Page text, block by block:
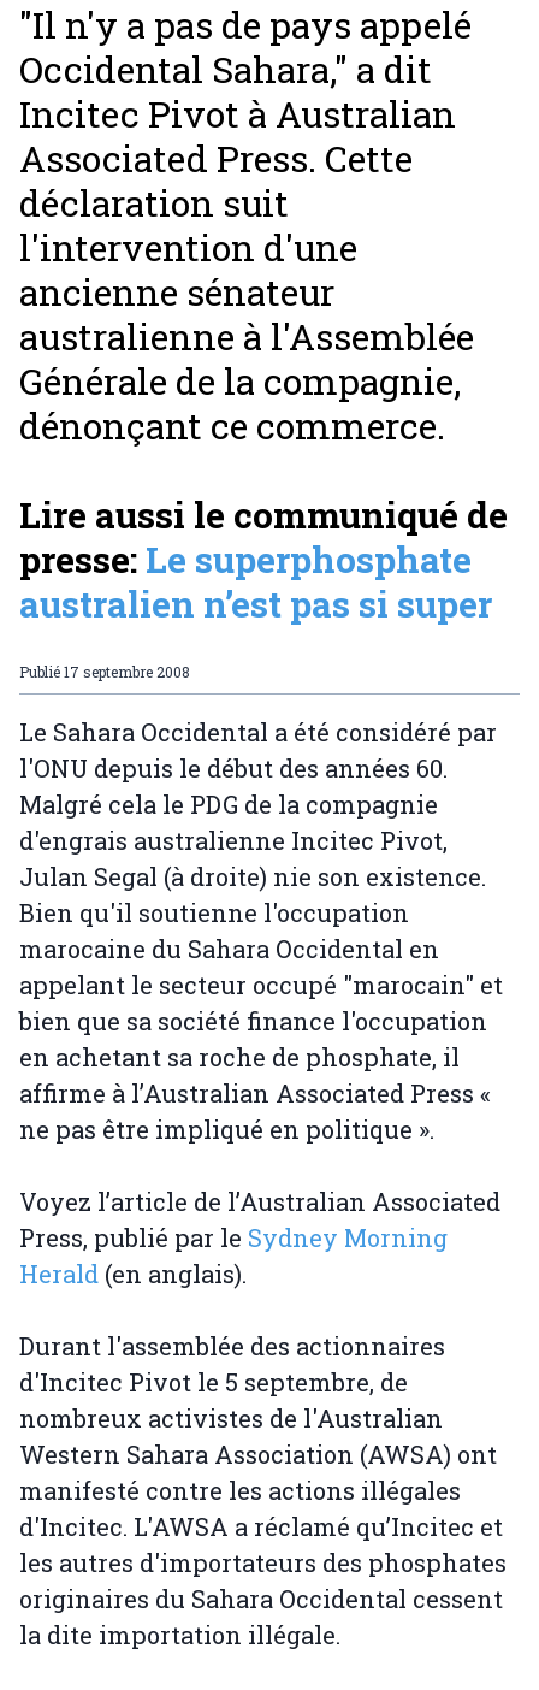
"Il n'y a pas de pays appelé
Occidental Sahara," a dit
Incitec Pivot à Australian
Associated Press. Cette
déclaration suit
l'intervention d'une
ancienne sénateur
australienne à l'Assemblée
Générale de la compagnie,
dénonçant ce commerce.
Lire aussi le communiqué de
presse: Le superphosphate
australien n’est pas si super
Publié17 septembre 2008
Le Sahara Occidental a été considéré par
l'ONU depuis le début des années 60.
Malgré cela le PDG de la compagnie
d'engrais australienne Incitec Pivot,
Julan Segal (à droite) nie son existence.
Bien qu'il soutienne l'occupation
marocaine du Sahara Occidental en
appelant le secteur occupé "marocain" et
bien que sa société finance l'occupation
en achetant sa roche de phosphate, il
affirme à l’Australian Associated Press «
ne pas être impliqué en politique ».
Voyez l’article de l’Australian Associated
Press, publié par le Sydney Morning
Herald (en anglais).
Durant l'assemblée des actionnaires
d'Incitec Pivot le 5 septembre, de
nombreux activistes de l'Australian
Western Sahara Association (AWSA) ont
manifesté contre les actions illégales
d'Incitec. L'AWSA a réclamé qu’Incitec et
les autres d'importateurs des phosphates
originaires du Sahara Occidental cessent
la dite importation illégale.